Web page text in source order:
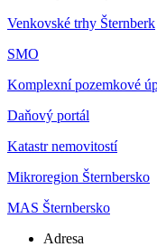
Venkovské trhy Šternberk
SMO
Komplexní pozemkové
Daňový portál
Katastr nemovitostí
Mikroregion Šternbersko
MAS Šternbersko
Adresa